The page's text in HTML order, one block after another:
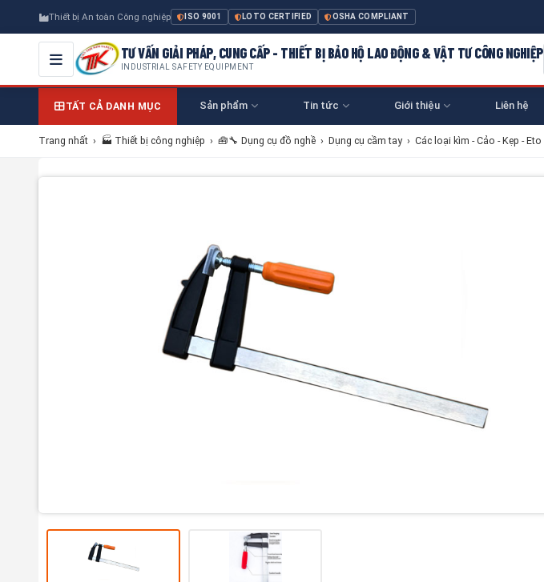
Thiết bị An toàn Công nghiệp ISO 9001 LOTO CERTIFIED OSHA COMPLIANT
TƯ VẤN GIẢI PHÁP, CUNG CẤP - THIẾT BỊ BẢO HỘ LAO ĐỘNG & VẬT TƯ CÔNG NGHIỆP
INDUSTRIAL SAFETY EQUIPMENT
TẤT CẢ DANH MỤC Sản phẩm Tin tức Giới thiệu Liên hệ
Trang nhất › 🏭 Thiết bị công nghiệp › 🧰🔧 Dụng cụ đồ nghề › Dụng cụ cầm tay › Các loại kìm - Cảo - Kẹp - Eto